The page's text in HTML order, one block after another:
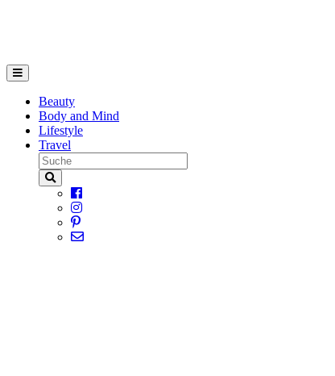
Beauty
Body and Mind
Lifestyle
Travel